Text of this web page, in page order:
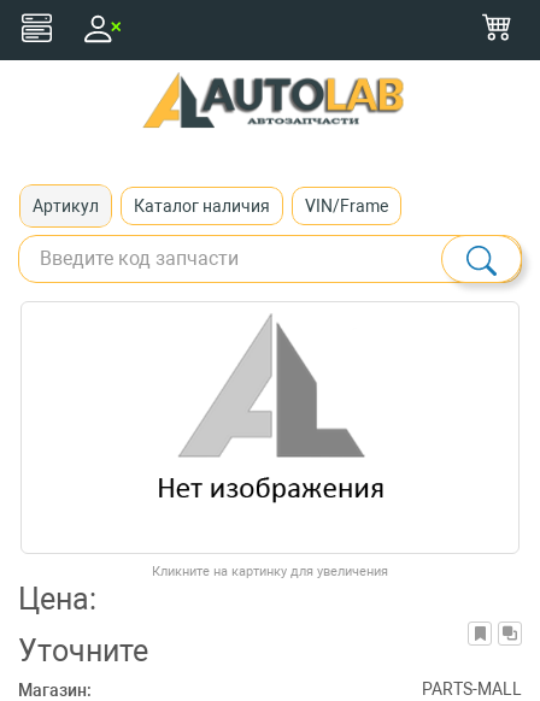
Артикул Каталог наличия VIN/Frame
Кликните на картинку для увеличения
Цена:
Уточните
Магазин:
PARTS-MALL